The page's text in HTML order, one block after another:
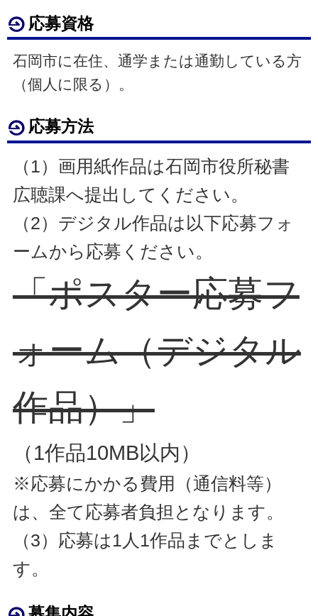
応募資格
石岡市に在住、通学または通勤している方
（個人に限る）。
応募方法
（1）画用紙作品は石岡市役所秘書
広聴課へ提出してください。
（2）デジタル作品は以下応募フォ
ームから応募ください。
「ポスター応募フ
ォーム（デジタル
作品）」
（1作品10MB以内）
※応募にかかる費用（通信料等）
は、全て応募者負担となります。
（3）応募は1人1作品までとしま
す。